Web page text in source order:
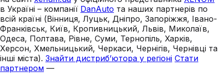
в Україні – компанії DanAuto та наших партнерів по
всій країні (Вінниця, Луцьк, Дніпро, Запоріжжя, Івано-
Франківськ, Київ, Кропивницький, Львів, Миколаїв,
Одеса, Полтава, Рівне, Суми, Тернопіль, Харків,
Херсон, Хмельницький, Черкаси, Чернігів, Чернівці та
інші міста). Знайти дистриб’ютора у регіоні Стати
партнером —